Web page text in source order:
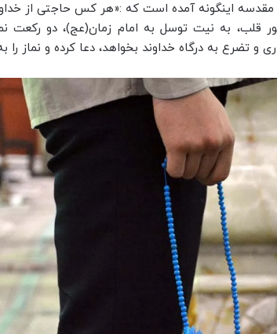
اینگونه آمده است که :«هر کس حاجتی از
به نیت توسل به امام زمان(عج)، دو رکعت
تضرع به درگاه خداوند بخواهد، دعا کرده و نماز را